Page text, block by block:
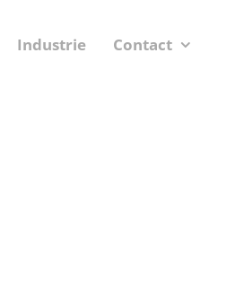
Industrie Contact